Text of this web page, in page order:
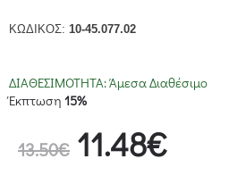
ΚΩΔΙΚΟΣ: 10-45.077.02
ΔΙΑΘΕΣΙΜΟΤΗΤΑ:Άμεσα Διαθέσιμο
Έκπτωση 15%
13.50€ 11.48€